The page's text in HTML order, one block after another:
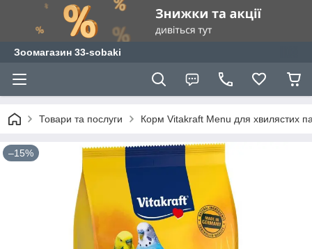
Зоомагазин 33-sobaki
Товари та послуги Корм Vitakraft Menu для хвилястих
–15%